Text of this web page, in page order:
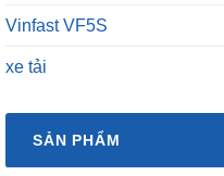
Vinfast VF5S
xe tải
SẢN PHẨM